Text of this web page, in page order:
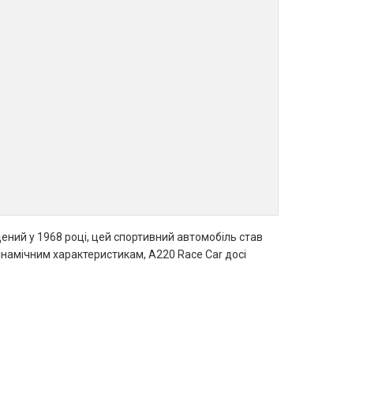
у 1968 році, цей спортивний автомобіль став
характеристикам, A220 Race Car досі